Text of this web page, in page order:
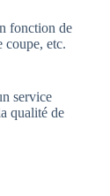
fonction de
coupe, etc.
service
qualité de